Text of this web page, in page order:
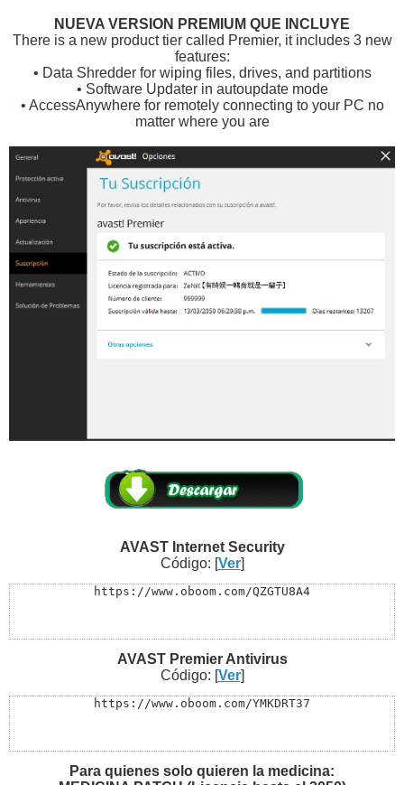
NUEVA VERSION PREMIUM QUE INCLUYE
There is a new product tier called Premier, it includes 3 new
features:
• Data Shredder for wiping files, drives, and partitions
• Software Updater in autoupdate mode
• AccessAnywhere for remotely connecting to your PC no
matter where you are
AVAST Internet Security
Código: [Ver]
https://www.oboom.com/QZGTU8A4
AVAST Premier Antivirus
Código: [Ver]
https://www.oboom.com/YMKDRT37
Para quienes solo quieren la medicina: